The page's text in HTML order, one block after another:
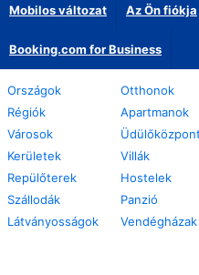
Mobilos változat Az Ön fiókja
Booking.com for Business
Országok
Régiók
Városok
Kerületek
Repülőterek
Szállodák
Látványosságok
Otthonok
Apartmanok
Villák
Hostelek
Panzió
Vendégházak